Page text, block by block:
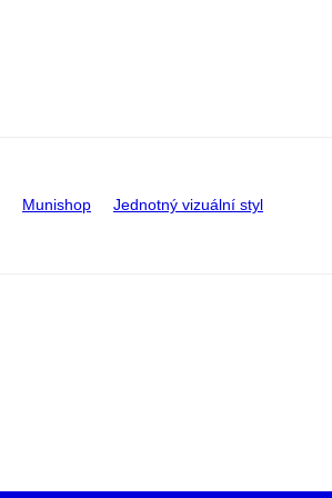
Munishop Jednotný vizuální styl